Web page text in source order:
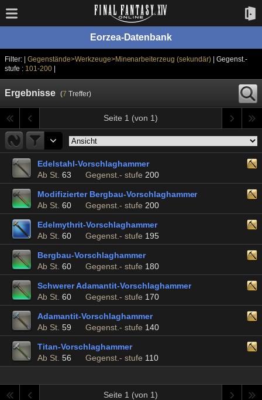
Eorzea-Datenbank
Filter: | Gegenstände>Werkzeuge>Minenarbeiterzeug (sekundär) | Gegenst.-
stufe : 101-200|
Ergebnisse (7 Treffer)
Seite 1 (von 1)
Edelstahl-Vorschlaghammer
Ab St. 63 Gegenst.- stufe 200
Modifizierter Bergbau-Vorschlaghammer
Ab St. 60 Gegenst.- stufe 200
Edelmythrit-Vorschlaghammer
Ab St. 60 Gegenst.- stufe 195
Bergbau-Vorschlaghammer
Ab St. 60 Gegenst.- stufe 180
Schwerer Adamantit-Vorschlaghammer
Ab St. 60 Gegenst.- stufe 170
Adamantit-Vorschlaghammer
Ab St. 59 Gegenst.- stufe 140
Titan-Vorschlaghammer
Ab St. 56 Gegenst.- stufe 110
Seite 1 (von 1)